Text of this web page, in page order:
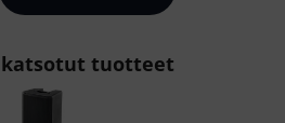
tuotteet